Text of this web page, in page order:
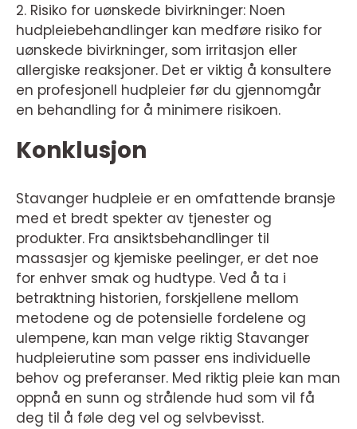
2. Risiko for uønskede bivirkninger: Noen
hudpleiebehandlinger kan medføre risiko for
uønskede bivirkninger, som irritasjon eller
allergiske reaksjoner. Det er viktig å konsultere
en profesjonell hudpleier før du gjennomgår
en behandling for å minimere risikoen.
Konklusjon
Stavanger hudpleie er en omfattende bransje
med et bredt spekter av tjenester og
produkter. Fra ansiktsbehandlinger til
massasjer og kjemiske peelinger, er det noe
for enhver smak og hudtype. Ved å ta i
betraktning historien, forskjellene mellom
metodene og de potensielle fordelene og
ulempene, kan man velge riktig Stavanger
hudpleierutine som passer ens individuelle
behov og preferanser. Med riktig pleie kan man
oppnå en sunn og strålende hud som vil få
deg til å føle deg vel og selvbevisst.